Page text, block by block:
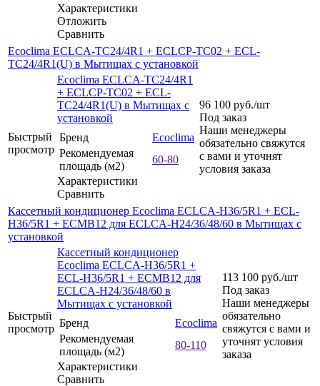
Характеристики
Отложить
Сравнить
Ecoclima ECLCA-TC24/4R1 + ECLCP-TC02 + ECL-
TC24/4R1(U) в Мытищах с установкой
Быстрый
просмотр
Ecoclima ECLCA-TC24/4R1
+ ECLCP-TC02 + ECL-
TC24/4R1(U) в Мытищах с
установкой
Бренд
Ecoclima
Рекомендуемая
площадь (м2)
60-80
Характеристики
Сравнить
96 100 руб./шт
Под заказ
Наши менеджеры
обязательно свяжутся
с вами и уточнят
условия заказа
Кассетный кондиционер Ecoclima ECLCA-H36/5R1 + ECL-
H36/5R1 + ECMB12 для ECLCA-H24/36/48/60 в Мытищах с
установкой
Быстрый
просмотр
Кассетный кондиционер
Ecoclima ECLCA-H36/5R1 +
ECL-H36/5R1 + ECMB12 для
ECLCA-H24/36/48/60 в
Мытищах с установкой
Бренд
Ecoclima
Рекомендуемая
площадь (м2)
80-110
Характеристики
Сравнить
113 100 руб./шт
Под заказ
Наши менеджеры
обязательно
свяжутся с вами и
уточнят условия
заказа